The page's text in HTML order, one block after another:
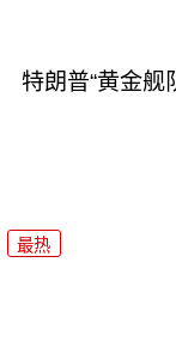
特朗普“黄金舰
最热